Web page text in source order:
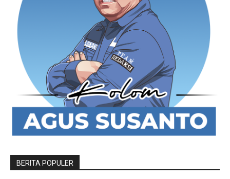
BERITA POPULER